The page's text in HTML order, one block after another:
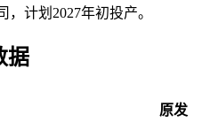
，计划2027年初投产。
据
原发